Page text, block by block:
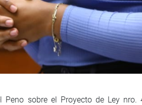
sobre el Proyecto de Ley